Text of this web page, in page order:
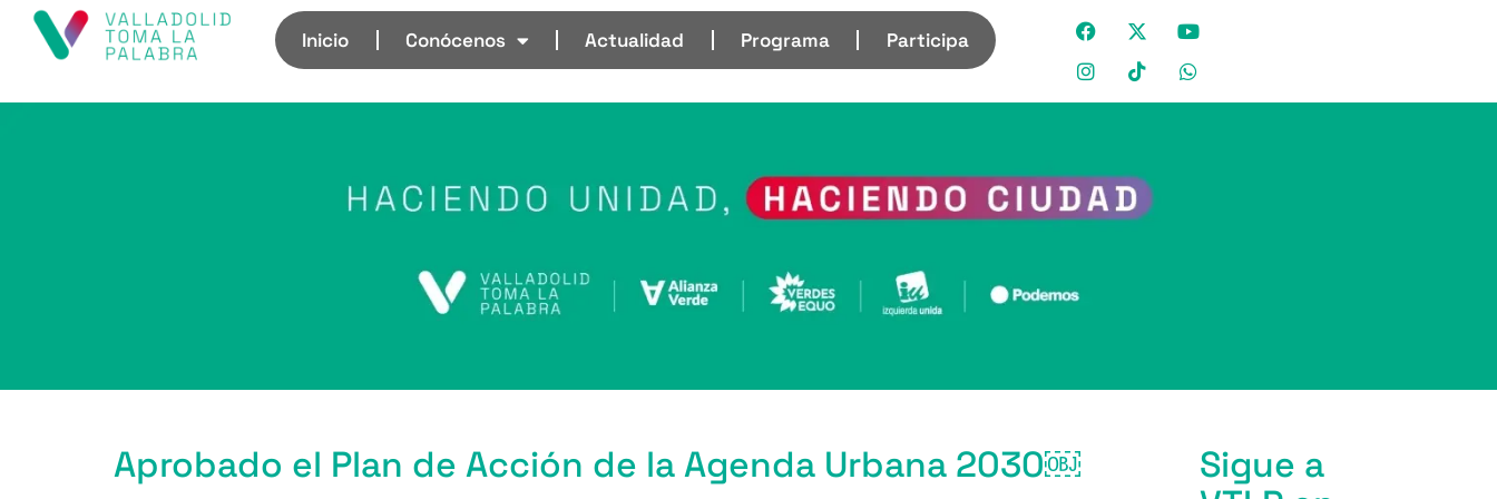
Inicio Conócenos Actualidad Programa Participa
Aprobado el Plan de Acción de la Agenda Urbana 2030￼
Sigue a